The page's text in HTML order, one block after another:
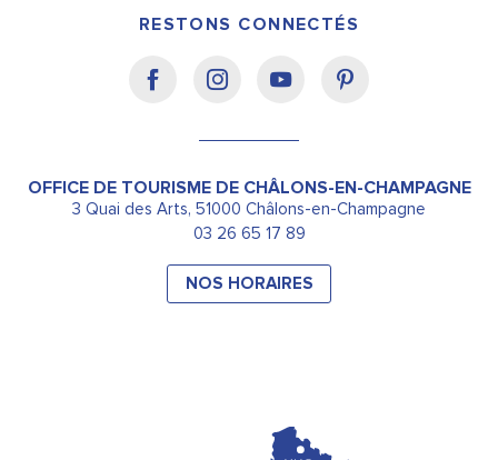
RESTONS CONNECTÉS
OFFICE DE TOURISME DE CHÂLONS-EN-CHAMPAGNE
3 Quai des Arts, 51000 Châlons-en-Champagne
03 26 65 17 89
NOS HORAIRES